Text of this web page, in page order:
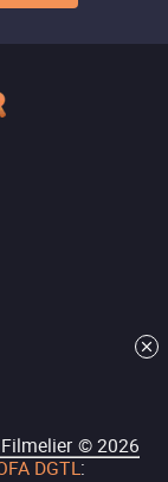
Filmelier ©2026
DGTL: